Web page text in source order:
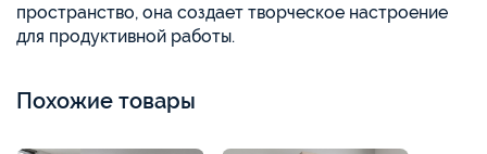
пространство, она создает творческое настроение
для продуктивной работы.
Похожие товары